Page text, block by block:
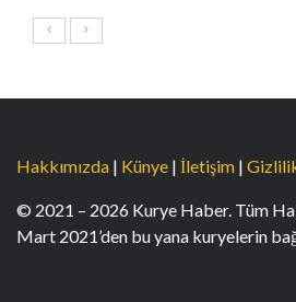
Hakkımızda | Künye | İletişim |
© 2021 – 2026 Kurye Haber. Tüm
Mart 2021’den bu yana kuryelerin